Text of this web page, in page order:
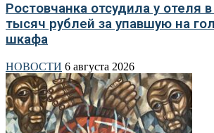
Ростовчанка отсудила у отеля
тысяч рублей за упавшую на
шкафа
НОВОСТИ 6 августа 2026